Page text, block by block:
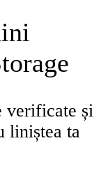
verificate și
liniștea ta